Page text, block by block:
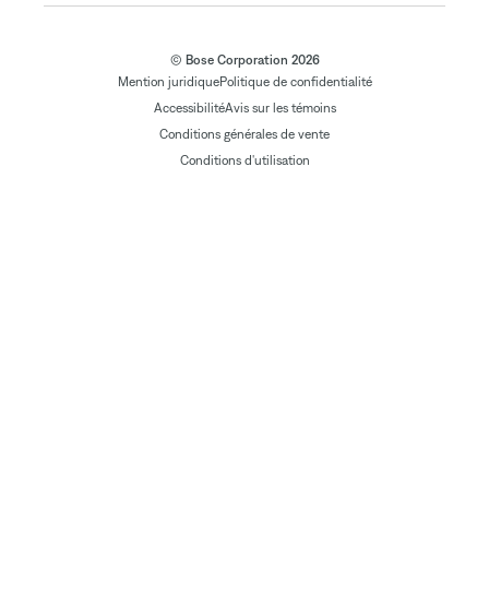
© Bose Corporation 2026
Mention juridiquePolitique de confidentialité
AccessibilitéAvis sur les témoins
Conditions générales de vente
Conditions d'utilisation